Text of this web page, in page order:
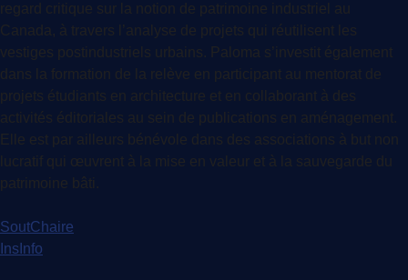
regard critique sur la notion de patrimoine industriel au
Canada, à travers l’analyse de projets qui réutilisent les
vestiges postindustriels urbains. Paloma s’investit également
dans la formation de la relève en participant au mentorat de
projets étudiants en architecture et en collaborant à des
activités éditoriales au sein de publications en aménagement.
Elle est par ailleurs bénévole dans des associations à but non
lucratif qui œuvrent à la mise en valeur et à la sauvegarde du
patrimoine bâti.
SoutChaire
InsInfo